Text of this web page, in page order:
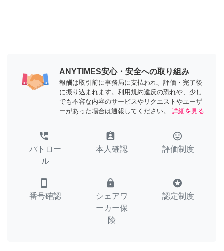
ANYTIMES安心・安全への取り組み
報酬は取引前に事務局に支払われ、評価・完了後
に振り込まれます。利用規約違反の恐れや、少し
でも不審な内容のサービスやリクエストやユーザ
ーがあった場合は通報してください。
詳細を見る
perm_phone_msg
パトロー
ル
assignment_ind
本人確認
tag_faces
評価制度
smartphone
番号確認
lock
シェアワ
ーカー保
険
stars
認定制度